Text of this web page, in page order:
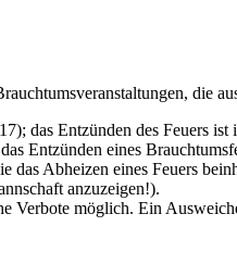
die
das Entzünden des Feuers
Entzünden eines
das Abheizen eines Feuers
anzuzeigen!).
Verbote möglich. Ein